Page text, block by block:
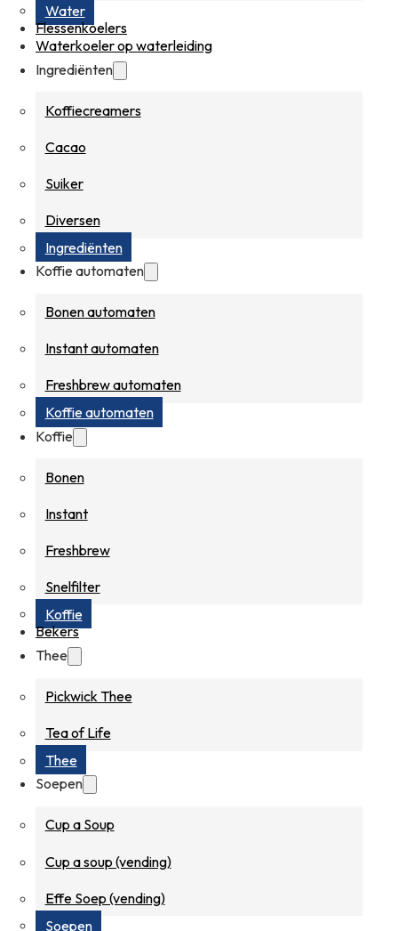
Water
Flessenkoelers
Waterkoeler op waterleiding
Ingrediënten
Koffiecreamers
Cacao
Suiker
Diversen
Ingrediënten
Koffie automaten
Bonen automaten
Instant automaten
Freshbrew automaten
Koffie automaten
Koffie
Bonen
Instant
Freshbrew
Snelfilter
Koffie
Bekers
Thee
Pickwick Thee
Tea of Life
Thee
Soepen
Cup a Soup
Cup a soup (vending)
Effe Soep (vending)
Soepen